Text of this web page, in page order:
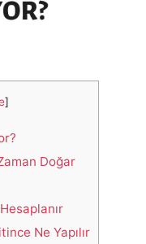
]
Doğar
Ne Yapılır